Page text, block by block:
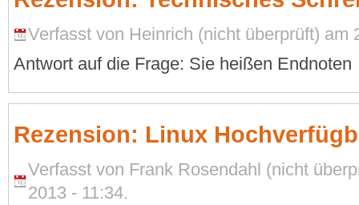
Verfasst von Heinrich (nicht überprüft) am
Antwort auf die Frage: Sie heißen Endnoten
Rezension: Linux
Verfasst von Frank Rosendahl (nicht
2013 - 11:34.